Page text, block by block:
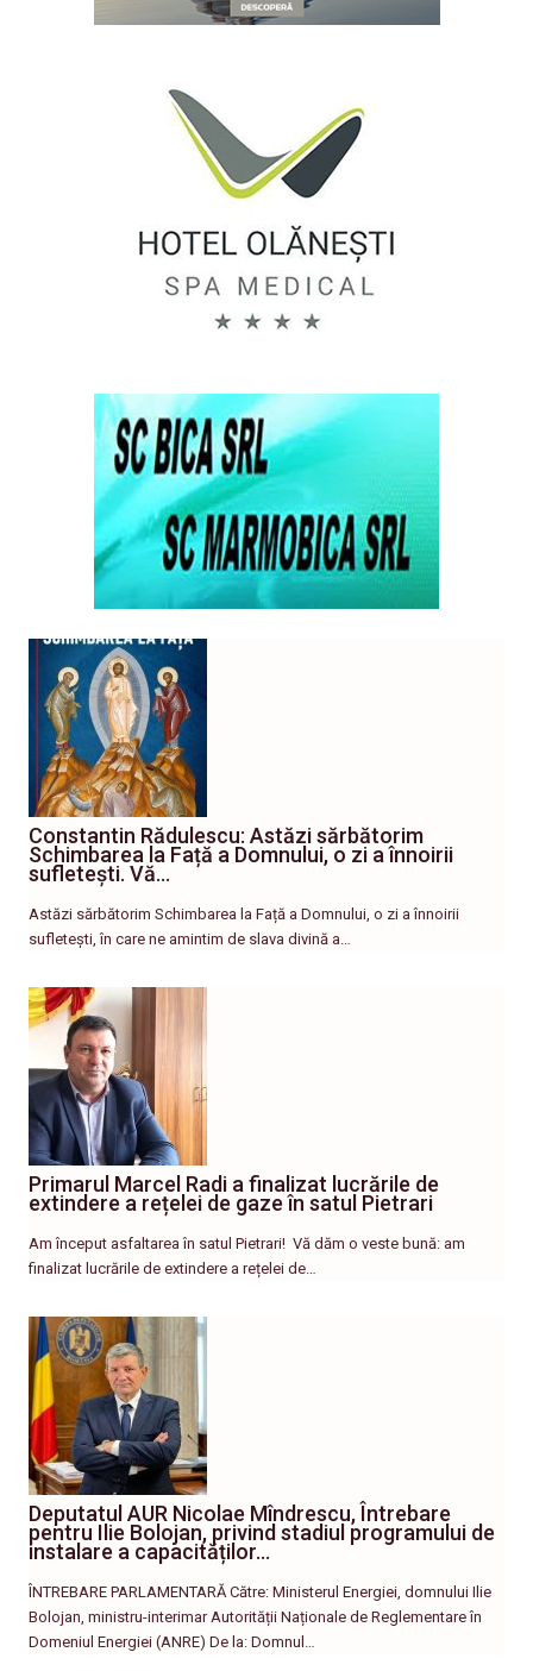
Constantin Rădulescu: Astăzi sărbătorim
Schimbarea la Față a Domnului, o zi a înnoirii
sufletești. Vă…
Astăzi sărbătorim Schimbarea la Față a Domnului, o zi a înnoirii
sufletești, în care ne amintim de slava divină a…
Primarul Marcel Radi a finalizat lucrările de
extindere a rețelei de gaze în satul Pietrari
Am început asfaltarea în satul Pietrari! ​ Vă dăm o veste bună: am
finalizat lucrările de extindere a rețelei de…
Deputatul AUR Nicolae Mîndrescu, Întrebare
pentru Ilie Bolojan, privind stadiul programului de
instalare a capacităților…
ÎNTREBARE PARLAMENTARĂ Către: Ministerul Energiei, domnului Ilie
Bolojan, ministru-interimar Autorității Naționale de Reglementare în
Domeniul Energiei (ANRE) De la: Domnul…